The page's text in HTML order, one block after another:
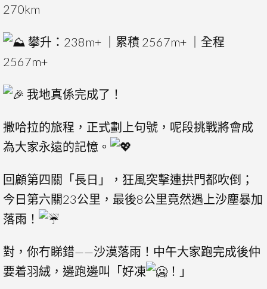
270km
攀升：238m+ ｜累積 2567m+ ｜全程
2567m+
我地真係完成了！
撒哈拉的旅程，正式劃上句號，呢段挑戰將會成
為大家永遠的記憶。
回顧第四關「長日」，狂風突擊連拱門都吹倒；
今日第六關23公里，最後8公里竟然遇上沙塵暴加
落雨！
對，你冇睇錯——沙漠落雨！中午大家跑完成後仲
要着羽絨，邊跑邊叫「好凍
！」